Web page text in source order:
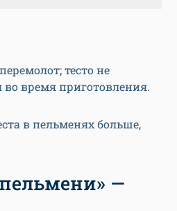
тесто не
во время приготовления.
в пельменях больше,
—